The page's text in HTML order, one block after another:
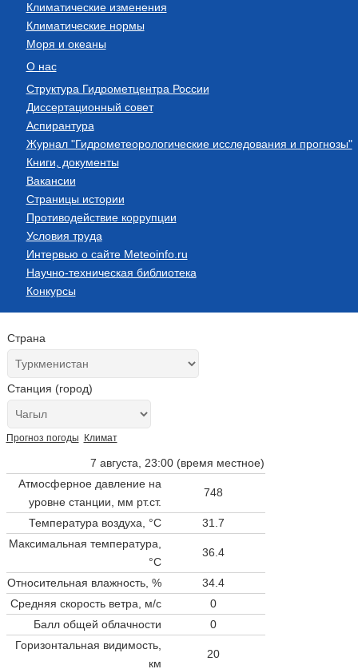
Климатические изменения
Климатические нормы
Моря и океаны
О нас
Структура Гидрометцентра России
Диссертационный совет
Аспирантура
Журнал "Гидрометеорологические исследования и прогнозы"
Книги, документы
Вакансии
Страницы истории
Противодействие коррупции
Условия труда
Интервью о сайте Meteoinfo.ru
Научно-техническая библиотека
Конкурсы
Страна
Станция (город)
Прогноз погоды Климат
7 августа, 23:00 (время местное)
Атмосферное давление на
уровне станции, мм рт.ст.
748
Температура воздуха, °C
31.7
Максимальная температура,
°C
36.4
Относительная влажность, %
34.4
Средняя скорость ветра, м/с
0
Балл общей облачности
0
Горизонтальная видимость,
км
20